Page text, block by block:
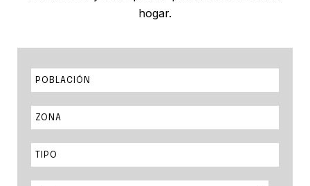
hogar.
POBLACIÓN
ZONA
TIPO